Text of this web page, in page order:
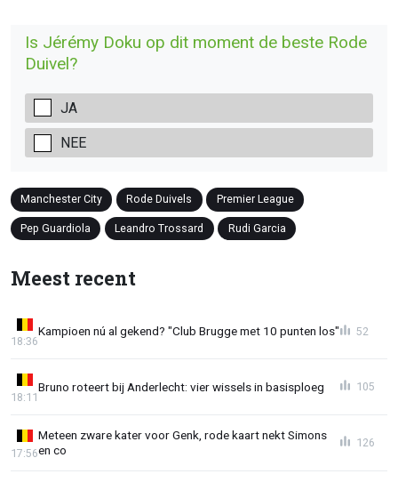
Is Jérémy Doku op dit moment de beste Rode
Duivel?
JA
NEE
Manchester City Rode Duivels Premier League
Pep Guardiola Leandro Trossard Rudi Garcia
Meest recent
Kampioen nú al gekend? "Club Brugge met 10 punten los"
18:36
52
Bruno roteert bij Anderlecht: vier wissels in basisploeg
18:11
105
Meteen zware kater voor Genk, rode kaart nekt Simons
en co
17:56
126